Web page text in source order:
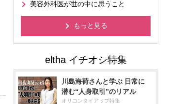
美容外科医が世の中に思うこと
もっと見る
川島海荷さんと学ぶ 日常に
潜む“人身取引”のリアル
オリコンタイアップ特集